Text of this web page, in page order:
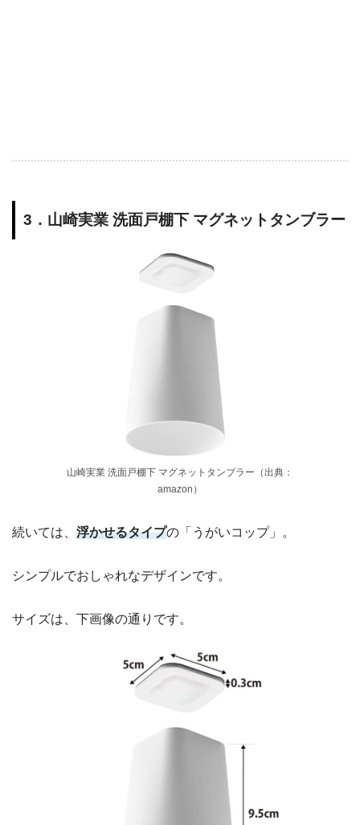
3．山崎実業 洗面戸棚下 マグネットタンブラー
山崎実業 洗面戸棚下 マグネットタンブラー（出典：
amazon）
続いては、 浮かせるタイプの「うがいコップ」。
シンプルでおしゃれなデザインです。
サイズは、下画像の通りです。